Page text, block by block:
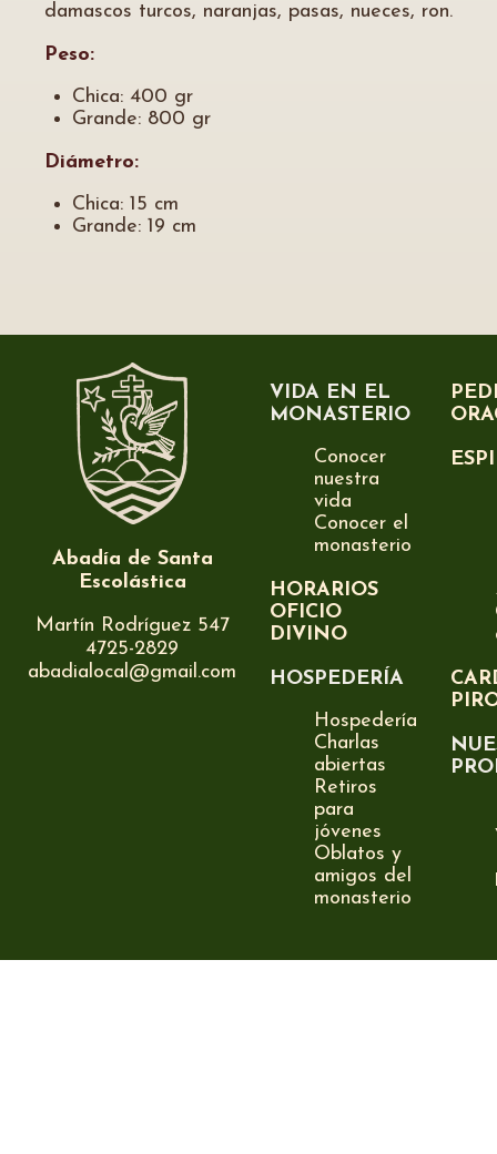
damascos turcos, naranjas, pasas, nueces, ron.
Peso:
Chica: 400 gr
Grande: 800 gr
Diámetro:
Chica: 15 cm
Grande: 19 cm
Abadía de Santa
Escolástica
Martín Rodríguez 547
4725-2829
abadialocal@gmail.com
VIDA EN EL
MONASTERIO
Conocer
nuestra
vida
Conocer el
monasterio
HORARIOS
OFICIO
DIVINO
HOSPEDERÍA
Hospedería
Charlas
abiertas
Retiros
para
jóvenes
Oblatos y
amigos del
monasterio